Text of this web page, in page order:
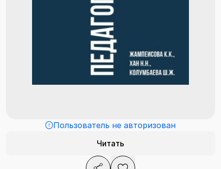
Пользователь не авторизован
Читать